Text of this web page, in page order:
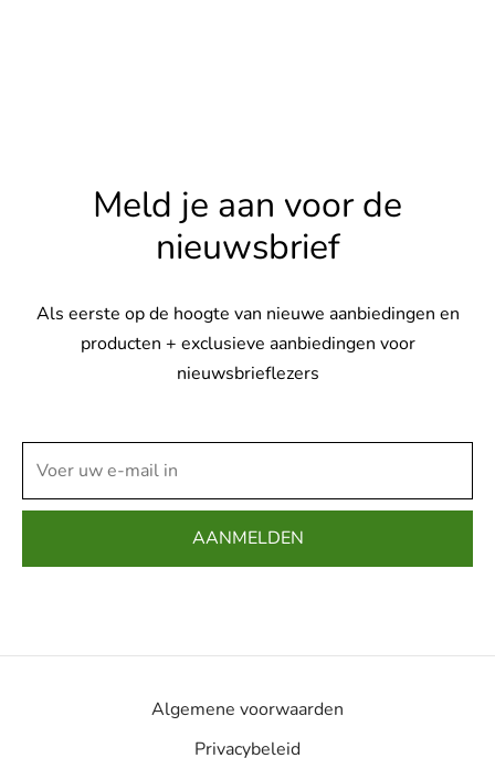
Meld je aan voor de
nieuwsbrief
Als eerste op de hoogte van nieuwe aanbiedingen en
producten + exclusieve aanbiedingen voor
nieuwsbrieflezers
Algemene voorwaarden
Privacybeleid